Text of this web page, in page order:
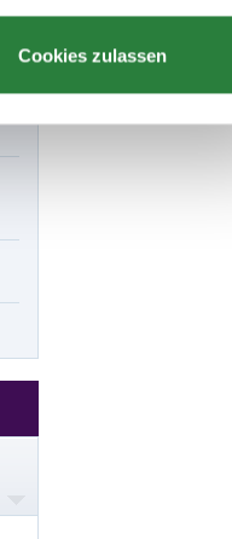
Cookies zulassen